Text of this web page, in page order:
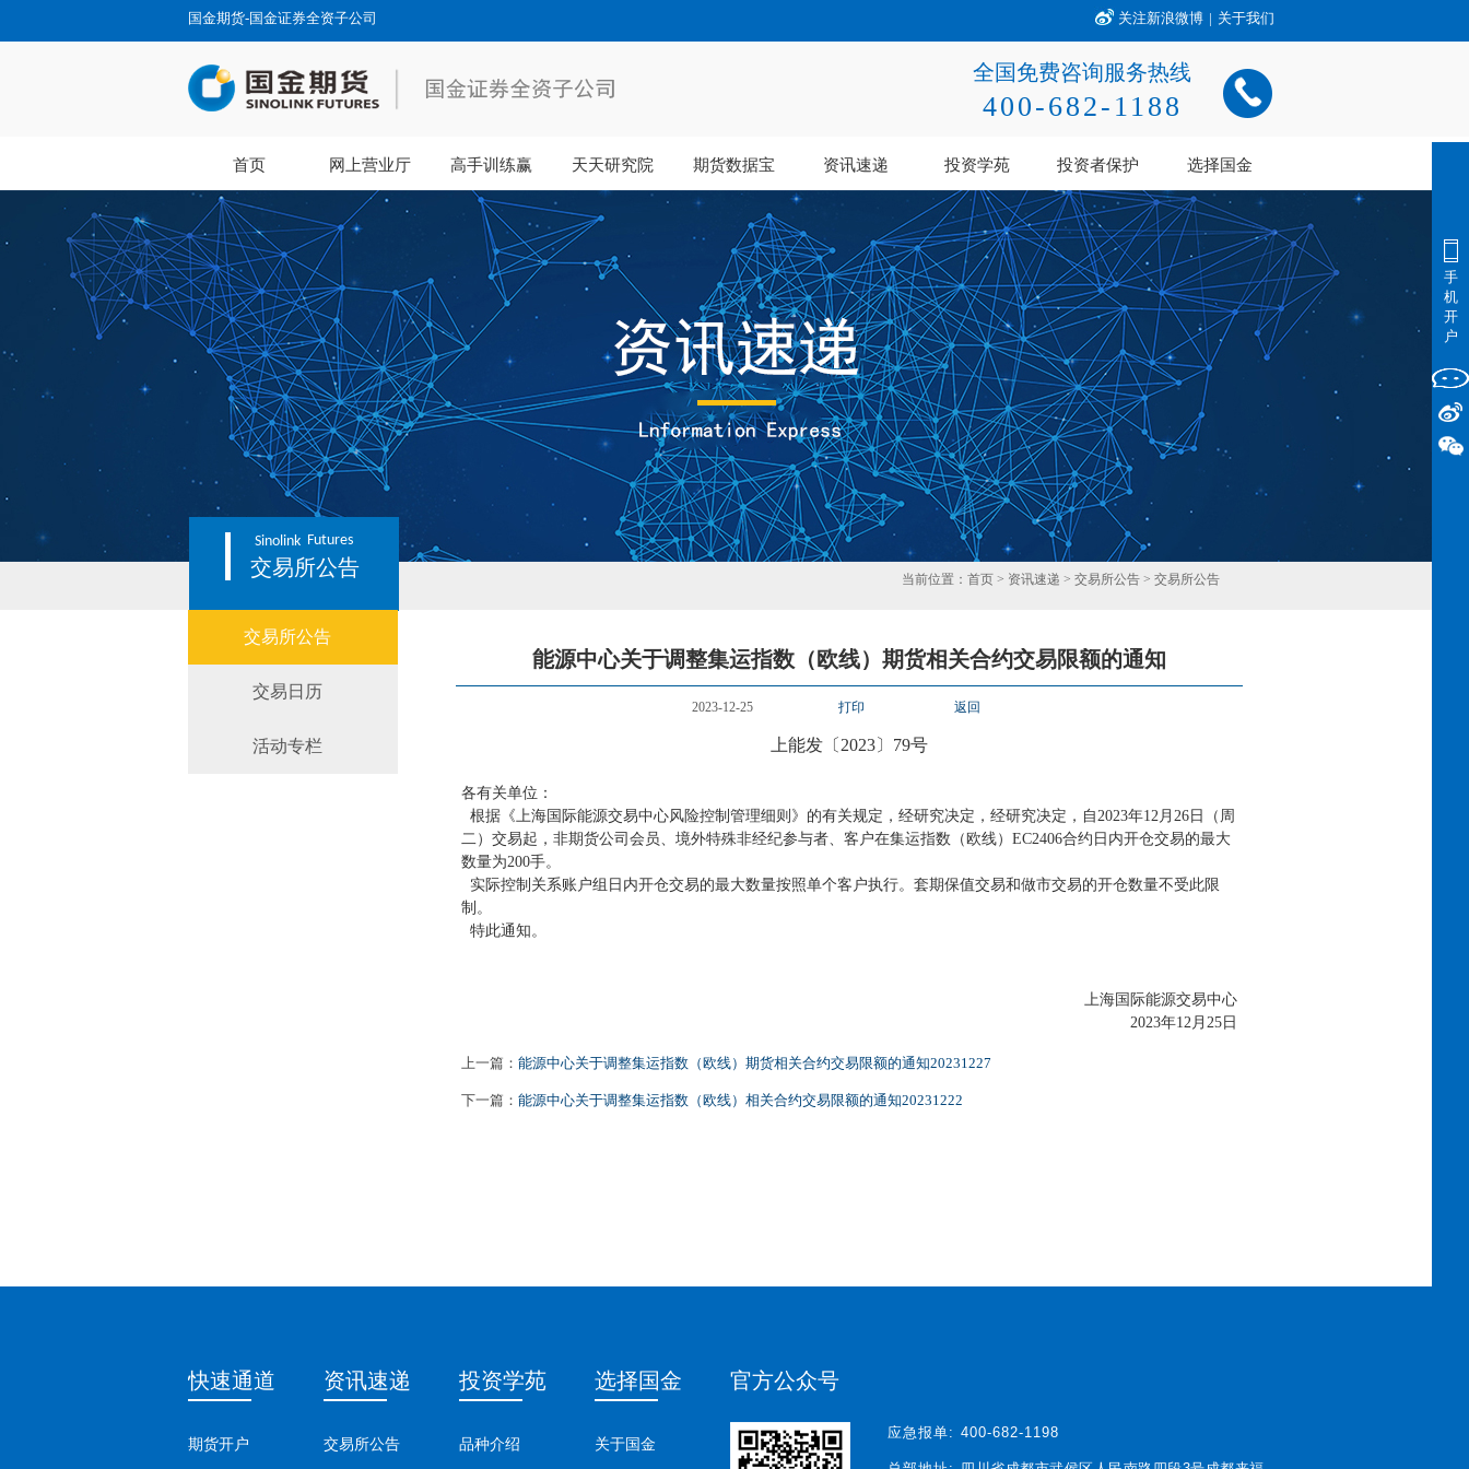
国金期货-国金证券全资子公司 关注新浪微博 | 关于我们
全国免费咨询服务热线
400-682-1188
首页 网上营业厅 高手训练赢 天天研究院 期货数据宝 资讯速递 投资学苑 投资者保护 选择国金
Sinolink Futures
交易所公告 当前位置： 首页 > 资讯速递 > 交易所公告 > 交易所公告
交易所公告
交易日历
活动专栏
能源中心关于调整集运指数（欧线）期货相关合约交易限额的通知
2023-12-25 打印 返回
上能发〔 2023〕79号
各有关单位：
根据《上海国际能源交易中心风险控制管理细则》的有关规定，经研究决定，经研究决定，自2023年12月26日（周
二）交易起，非期货公司会员、境外特殊非经纪参与者、客户在集运指数（欧线）EC2406合约日内开仓交易的最大
数量为200手。
实际控制关系账户组日内开仓交易的最大数量按照单个客户执行。套期保值交易和做市交易的开仓数量不受此限
制。
特此通知。
上海国际能源交易中心
2023年12月25日
上一篇： 能源中心关于调整集运指数（欧线）期货相关合约交易限额的通知20231227
下一篇： 能源中心关于调整集运指数（欧线）相关合约交易限额的通知20231222
快速通道
期货开户
资讯速递
交易所公告
投资学苑
品种介绍
选择国金
关于国金
官方公众号
应急报单: 400-682-1198
手
机
开
户